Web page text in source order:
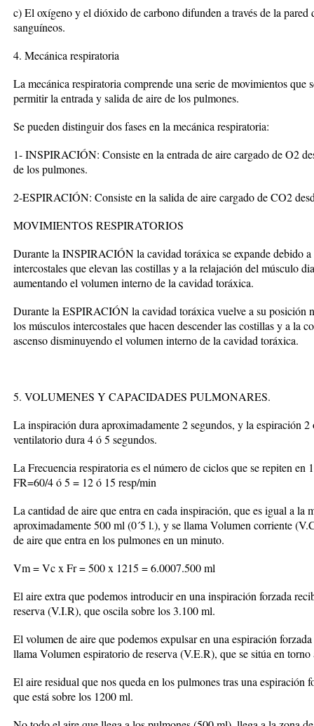
c) El oxígeno y el dióxido de carbono difunden a través de la pared
sanguíneos.
4. Mecánica respiratoria
La mecánica respiratoria comprende una serie de movimientos que
permitir la entrada y salida de aire de los pulmones.
Se pueden distinguir dos fases en la mecánica respiratoria:
1- INSPIRACIÓN: Consiste en la entrada de aire cargado de O2
de los pulmones.
2-ESPIRACIÓN: Consiste en la salida de aire cargado de CO2
MOVIMIENTOS RESPIRATORIOS
Durante la INSPIRACIÓN la cavidad toráxica se expande debido
intercostales que elevan las costillas y a la relajación del músculo
aumentando el volumen interno de la cavidad toráxica.
Durante la ESPIRACIÓN la cavidad toráxica vuelve a su posición
los músculos intercostales que hacen descender las costillas y a la
ascenso disminuyendo el volumen interno de la cavidad toráxica.
5. VOLUMENES Y CAPACIDADES PULMONARES.
La inspiración dura aproximadamente 2 segundos, y la espiración
ventilatorio dura 4 ó 5 segundos.
La Frecuencia respiratoria es el número de ciclos que se repiten en
FR=60/4 ó 5 = 12 ó 15 resp/min
La cantidad de aire que entra en cada inspiración, que es igual a la
aproximadamente 500 ml (0´5 l.), y se llama Volumen corriente
de aire que entra en los pulmones en un minuto.
Vm = Vc x Fr = 500 x 12­15 = 6.000­7.500 ml
El aire extra que podemos introducir en una inspiración forzada
reserva (V.I.R), que oscila sobre los 3.100 ml.
El volumen de aire que podemos expulsar en una espiración
llama Volumen espiratorio de reserva (V.E.R), que se sitúa en
El aire residual que nos queda en los pulmones tras una espiración
que está sobre los 1200 ml.